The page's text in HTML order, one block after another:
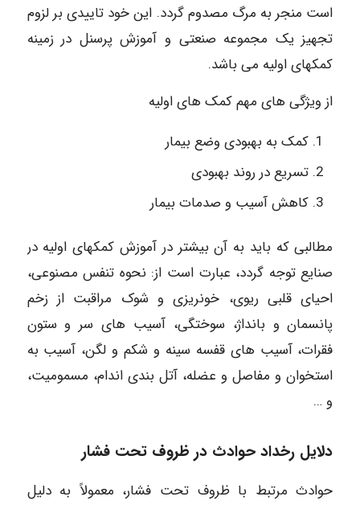
است منجر به مرگ مصدوم گردد. این خود تاییدی بر لزوم
تجهیز یک مجموعه صنعتی و آموزش پرسنل در زمینه
کمکهای اولیه می باشد.
از ویژگی های مهم کمک های اولیه
کمک به بهبودی وضع بیمار
تسریع در روند بهبودی
کاهش آسیب و صدمات بیمار
مطالبی که باید به آن بیشتر در آموزش کمکهای اولیه در
صنایع توجه گردد، عبارت است از: نحوه تنفس مصنوعی،
احیای قلبی ریوی، خونریزی و شوک مراقبت از زخم
پانسمان و بانداژ، سوختگی، آسیب های سر و ستون
فقرات، آسیب های قفسه سینه و شکم و لگن، آسیب به
استخوان و مفاصل و عضله، آتل بندی اندام، مسمومیت،
و …
دلایل رخداد حوادث در ظروف تحت فشار
حوادث مرتبط با ظروف تحت فشار، معمولاً به دلیل